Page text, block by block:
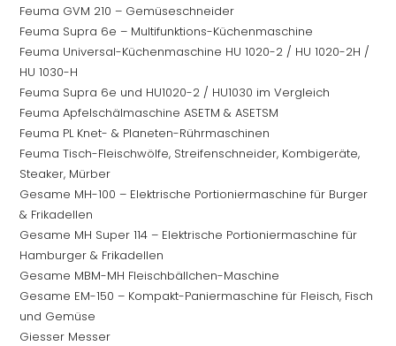
Feuma GVM 210 – Gemüseschneider
Feuma Supra 6e – Multifunktions-Küchenmaschine
Feuma Universal-Küchenmaschine HU 1020-2 / HU 1020-2H /
HU 1030-H
Feuma Supra 6e und HU1020-2 / HU1030 im Vergleich
Feuma Apfelschälmaschine ASETM & ASETSM
Feuma PL Knet- & Planeten-Rührmaschinen
Feuma Tisch-Fleischwölfe, Streifenschneider, Kombigeräte,
Steaker, Mürber
Gesame MH-100 – Elektrische Portioniermaschine für Burger
& Frikadellen
Gesame MH Super 114 – Elektrische Portioniermaschine für
Hamburger & Frikadellen
Gesame MBM-MH Fleischbällchen-Maschine
Gesame EM-150 – Kompakt-Paniermaschine für Fleisch, Fisch
und Gemüse
Giesser Messer